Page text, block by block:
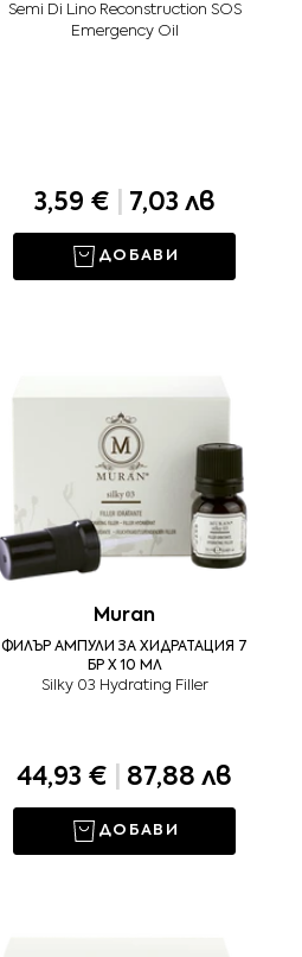
Semi Di Lino Reconstruction SOS
Emergency Oil
3,59 € 7,03 лв
ДОБАВИ
Muran
ФИЛЪР АМПУЛИ ЗА ХИДРАТАЦИЯ 7
БР X 10 МЛ
Silky 03 Hydrating Filler
44,93 € 87,88 лв
ДОБАВИ